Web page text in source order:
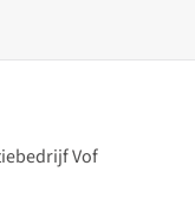
Vof